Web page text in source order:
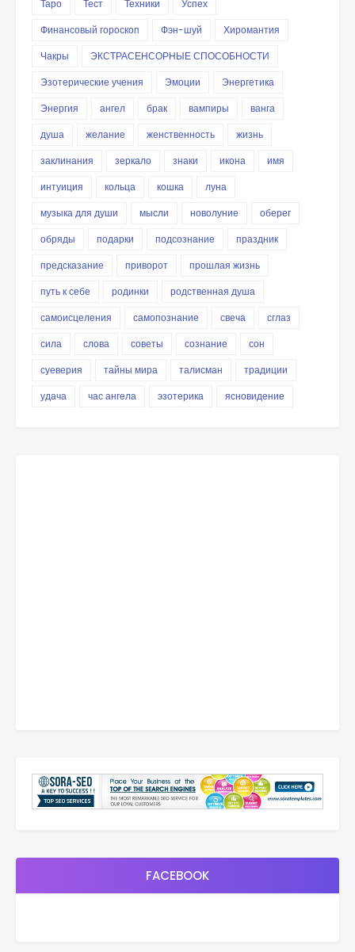
Таро
Тест Техники
Успех
Финансовый гороскоп
Фэн-шуй
Хиромантия
Чакры
ЭКСТРАСЕНСОРНЫЕ СПОСОБНОСТИ
Эзотерические учения
Эмоции
Энергетика
Энергия
ангел брак вампиры
ванга
душа
желание женственность
жизнь
заклинания
зеркало знаки икона
имя
интуиция
кольца кошка
луна
музыка для души
мысли новолуние
оберег
обряды
подарки подсознание
праздник
предсказание
приворот
прошлая жизнь
путь к себе
родинки
родственная душа
самоисцеления
самопознание свеча
сглаз
сила
слова советы сознание
сон
суеверия
тайны мира талисман
традиции
удача
час ангела эзотерика ясновидение
FACEBOOK